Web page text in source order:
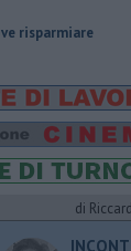
Contagiata
di